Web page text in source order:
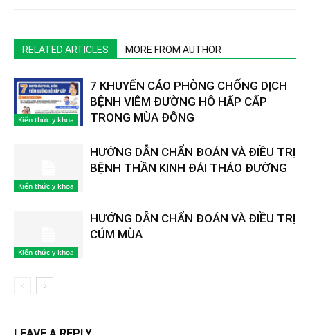
RELATED ARTICLES MORE FROM AUTHOR
Kiến thức y khoa
7 KHUYẾN CÁO PHÒNG CHỐNG DỊCH
BỆNH VIÊM ĐƯỜNG HÔ HẤP CẤP
TRONG MÙA ĐÔNG
Kiến thức y khoa
HƯỚNG DẪN CHẨN ĐOÁN VÀ ĐIỀU TRỊ
BỆNH THẦN KINH ĐÁI THÁO ĐƯỜNG
Kiến thức y khoa
HƯỚNG DẪN CHẨN ĐOÁN VÀ ĐIỀU TRỊ
CÚM MÙA